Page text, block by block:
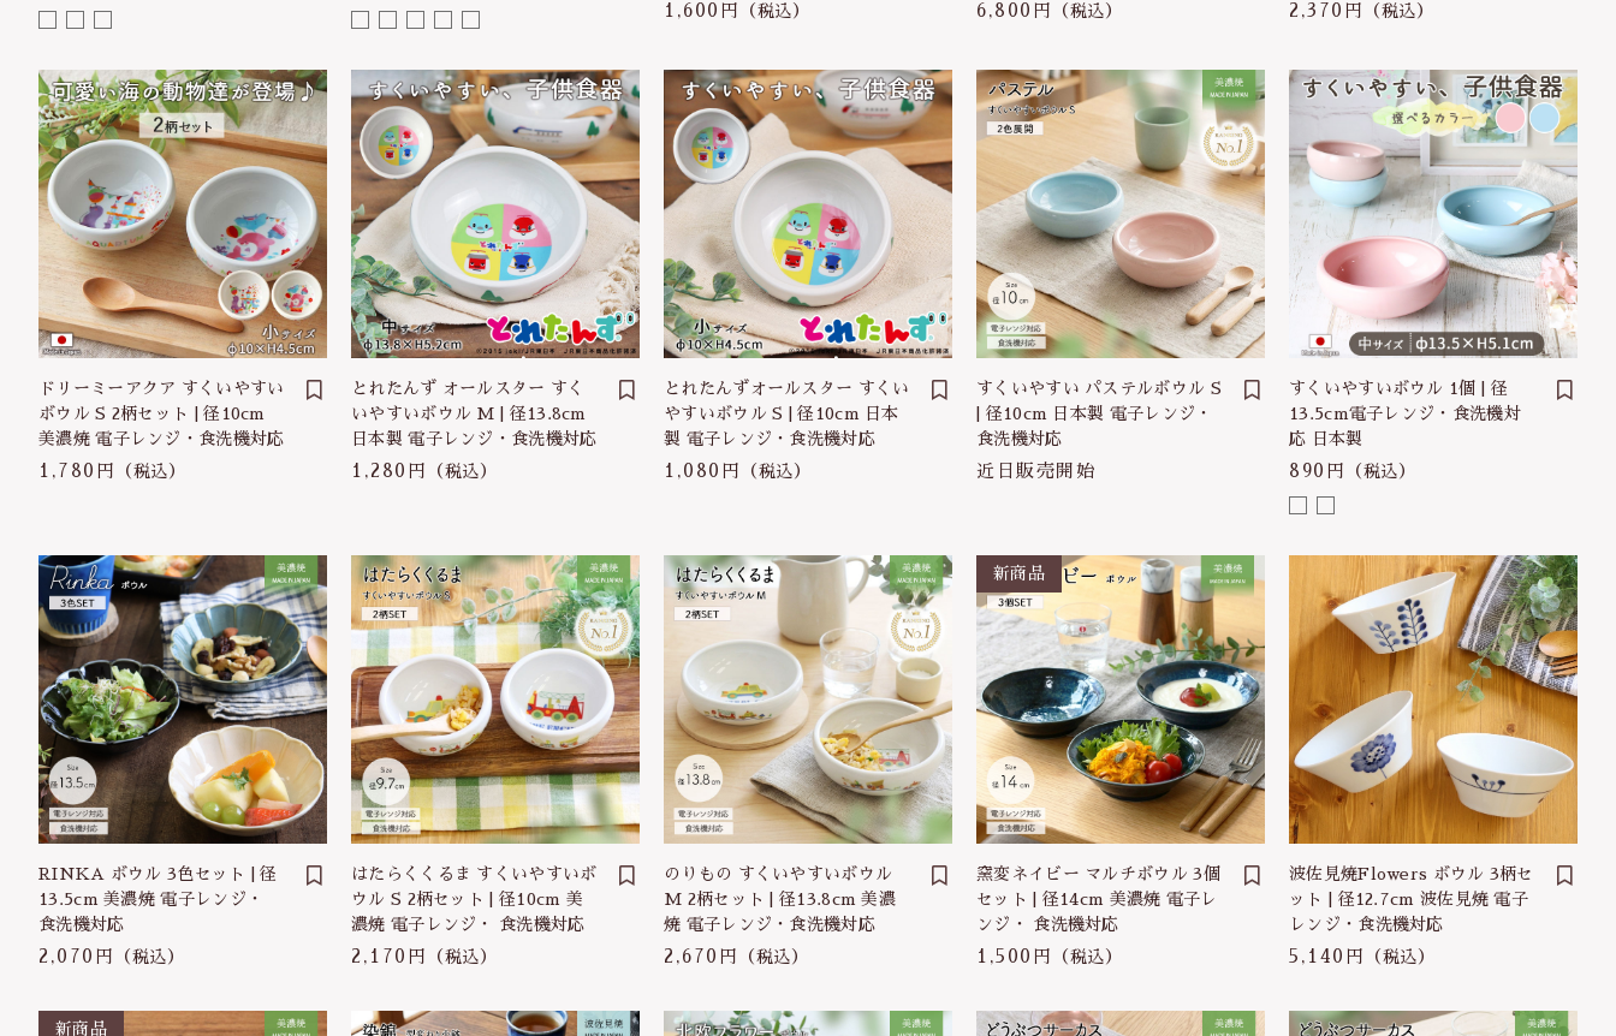
1,600円 （税込） 6,800円 （税込） 2,370円 （税込）
ドリーミーアクア すくいやすい
ボウル S 2柄セット | 径10cm
美濃焼 電子レンジ・食洗機対応
1,780円 （税込）
とれたんず オールスター すく
いやすいボウル M | 径13.8cm
日本製 電子レンジ・食洗機対応
1,280円 （税込）
とれたんずオールスター すくい
やすいボウル S | 径10cm 日本
製 電子レンジ・食洗機対応
1,080円 （税込）
すくいやすい パステルボウル S
| 径10cm 日本製 電子レンジ・
食洗機対応
近日販売開始
すくいやすいボウル 1個 | 径
13.5cm電子レンジ・食洗機対
応 日本製
890円 （税込）
RINKA ボウル 3色セット | 径
13.5cm 美濃焼 電子レンジ・
食洗機対応
2,070円 （税込）
はたらくくるま すくいやすいボ
ウル S 2柄セット | 径10cm 美
濃焼 電子レンジ・ 食洗機対応
2,170円 （税込）
のりもの すくいやすいボウル
M 2柄セット | 径13.8cm 美濃
焼 電子レンジ・食洗機対応
2,670円 （税込）
窯変ネイビー マルチボウル 3個
セット | 径14cm 美濃焼 電子レ
ンジ・ 食洗機対応
1,500円 （税込）
波佐見焼Flowers ボウル 3柄セ
ット | 径12.7cm 波佐見焼 電子
レンジ・食洗機対応
5,140円 （税込）